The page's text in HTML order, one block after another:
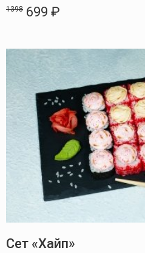
1398 699 ₽
Сет «Хайп»